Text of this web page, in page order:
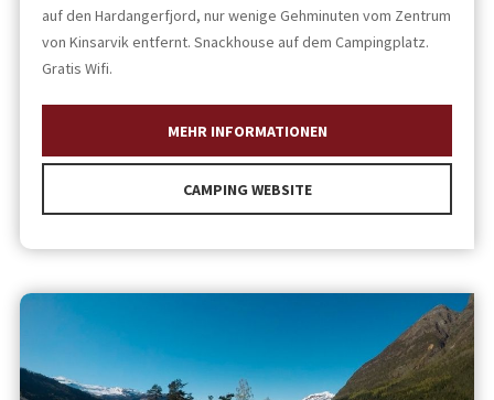
auf den Hardangerfjord, nur wenige Gehminuten vom Zentrum
von Kinsarvik entfernt. Snackhouse auf dem Campingplatz.
Gratis Wifi.
MEHR INFORMATIONEN
CAMPING WEBSITE